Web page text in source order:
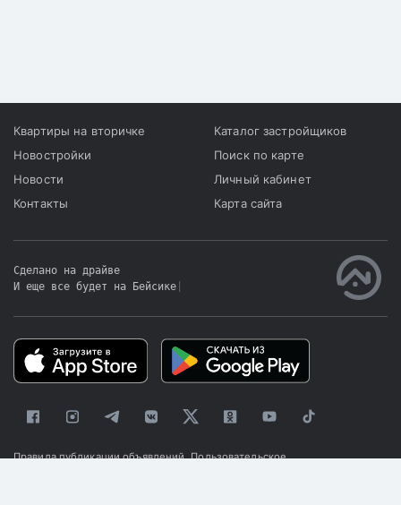
Квартиры на вторичке
Новостройки
Новости
Контакты
Каталог застройщиков
Поиск по карте
Личный кабинет
Карта сайта
Сделано на драйве
И еще все будет на Бейсике
Правила публикации объявлений Пользовательское